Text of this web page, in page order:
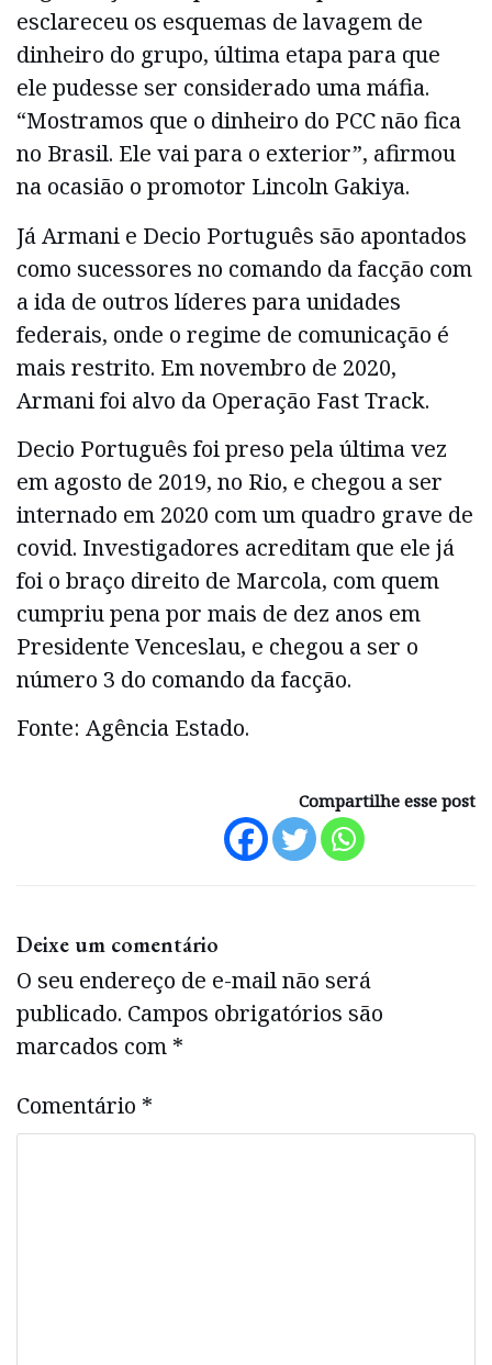
esclareceu os esquemas de lavagem de
dinheiro do grupo, última etapa para que
ele pudesse ser considerado uma máfia.
“Mostramos que o dinheiro do PCC não fica
no Brasil. Ele vai para o exterior”, afirmou
na ocasião o promotor Lincoln Gakiya.
Já Armani e Decio Português são apontados
como sucessores no comando da facção com
a ida de outros líderes para unidades
federais, onde o regime de comunicação é
mais restrito. Em novembro de 2020,
Armani foi alvo da Operação Fast Track.
Decio Português foi preso pela última vez
em agosto de 2019, no Rio, e chegou a ser
internado em 2020 com um quadro grave de
covid. Investigadores acreditam que ele já
foi o braço direito de Marcola, com quem
cumpriu pena por mais de dez anos em
Presidente Venceslau, e chegou a ser o
número 3 do comando da facção.
Fonte: Agência Estado.
Compartilhe esse post
Deixe um comentário
O seu endereço de e-mail não será
publicado. Campos obrigatórios são
marcados com *
Comentário *